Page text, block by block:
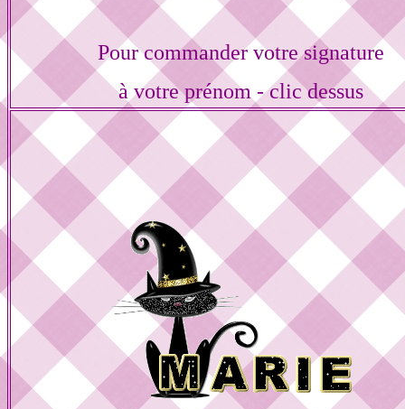
Pour commander votre signature
à votre prénom - clic dessus